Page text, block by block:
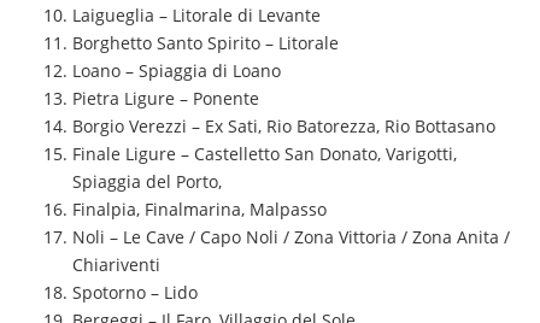
Laigueglia – Litorale di Levante
Borghetto Santo Spirito – Litorale
Loano – Spiaggia di Loano
Pietra Ligure – Ponente
Borgio Verezzi – Ex Sati, Rio Batorezza, Rio Bottasano
Finale Ligure – Castelletto San Donato, Varigotti,
Spiaggia del Porto,
Finalpia, Finalmarina, Malpasso
Noli – Le Cave / Capo Noli / Zona Vittoria / Zona Anita /
Chiariventi
Spotorno – Lido